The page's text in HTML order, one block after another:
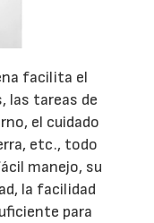
facilita el
las tareas de
el cuidado
etc., todo
manejo, su
la facilidad
para